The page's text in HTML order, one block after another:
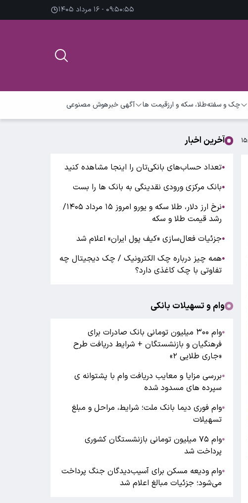
۰۹:۵۰:۵۵ - ۱۶ مرداد ۱۴۰۵
چک و سفتهطلا، سکه و ارزقیمت ها آگهی خبرهوش مصنوعی
آخرین اخبار
●تعداد حساب‌های بانکی‌تان را اینجا مشاهده کنید
●بانک مرکزی ورودی نقدینگی به بانک ها را بست
●
نرخ ارز دلار، طلا سکه و یورو امروز ۱۵ مرداد ۱۴۰۵/
رشد قیمت طلا و سکه
●جزئیات فعال‌سازی «کیف پول ایران» اعلام شد
●همه چیز درباره چک الکترونیک / چک دیجیتال چه
تفاوتی با چک کاغذی دارد؟
وام و تسهیلات بانکی
●
وام ۳۰۰ میلیون تومانی بانک صادرات برای
فرهنگیان و بازنشستگان + شرایط دریافت طرح
«جاری طلایی ۲»
●بررسی مزایا و معایب دریافت وام با پشتوانه ی
سپرده های مسدود شده
●وام فوری دیما بانک ملت؛ شرایط، مراحل و مبلغ
تسهیلات
●
وام ۷۵ میلیون تومانی بازنشستگان کشوری
پرداخت شد
●وام ودیعه مسکن برای آسیب‌دیدگان جنگ پرداخت
می‌شود؛ جزئیات مبالغ اعلام شد